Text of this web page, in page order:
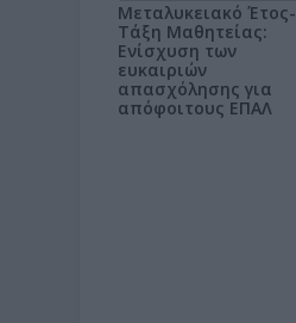
Μεταλυκειακό Έτος-
Τάξη Μαθητείας:
Ενίσχυση των
ευκαιριών
απασχόλησης για
απόφοιτους ΕΠΑΛ